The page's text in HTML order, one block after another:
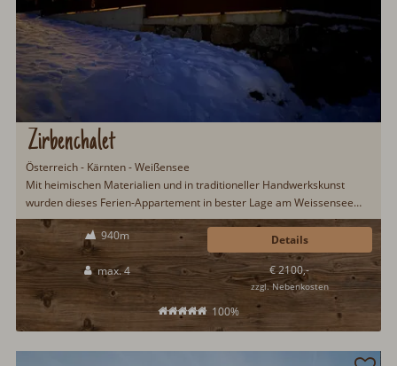
Zirbenchalet
Österreich - Kärnten - Weißensee
Mit heimischen Materialien und in traditioneller Handwerkskunst
wurden dieses Ferien-Appartement in bester Lage am Weissensee
neu errichtet. Ankommen. Wohlfühlen. Lebensgefühle entdecken an
einem...
940m
max. 4
100%
€ 2100,-
zzgl. Nebenkosten
Details